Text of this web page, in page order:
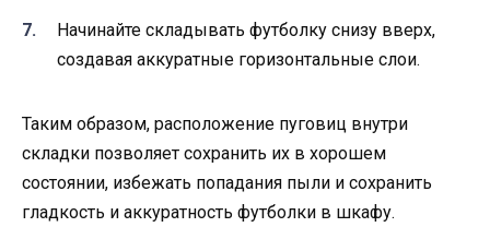
Начинайте складывать футболку снизу вверх,
создавая аккуратные горизонтальные слои.
Таким образом, расположение пуговиц внутри
складки позволяет сохранить их в хорошем
состоянии, избежать попадания пыли и сохранить
гладкость и аккуратность футболки в шкафу.